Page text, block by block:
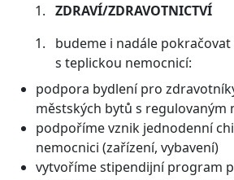
ZDRAVÍ/ZDRAVOTNICTVÍ
budeme i nadále
s teplickou nemocnicí:
podpora bydlení pro
městských bytů s regulovaným
podpoříme vznik jednodenní
nemocnici (zařízení, vybavení)
vytvoříme stipendijní program